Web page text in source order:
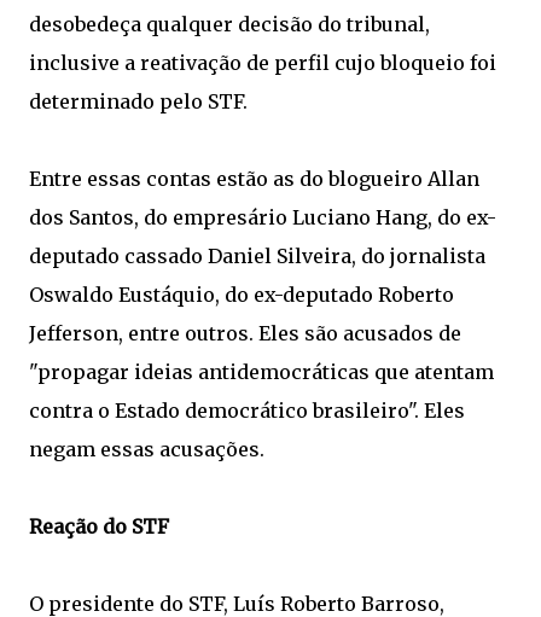
desobedeça qualquer decisão do tribunal,
inclusive a reativação de perfil cujo bloqueio foi
determinado pelo STF.
Entre essas contas estão as do blogueiro Allan
dos Santos, do empresário Luciano Hang, do ex-
deputado cassado Daniel Silveira, do jornalista
Oswaldo Eustáquio, do ex-deputado Roberto
Jefferson, entre outros. Eles são acusados de
"propagar ideias antidemocráticas que atentam
contra o Estado democrático brasileiro". Eles
negam essas acusações.
Reação do STF
O presidente do STF, Luís Roberto Barroso,